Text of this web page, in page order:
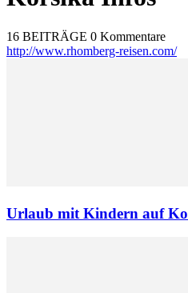
16 BEITRÄGE 0 Kommentare
http://www.rhomberg-reisen.com/
Urlaub mit Kindern auf